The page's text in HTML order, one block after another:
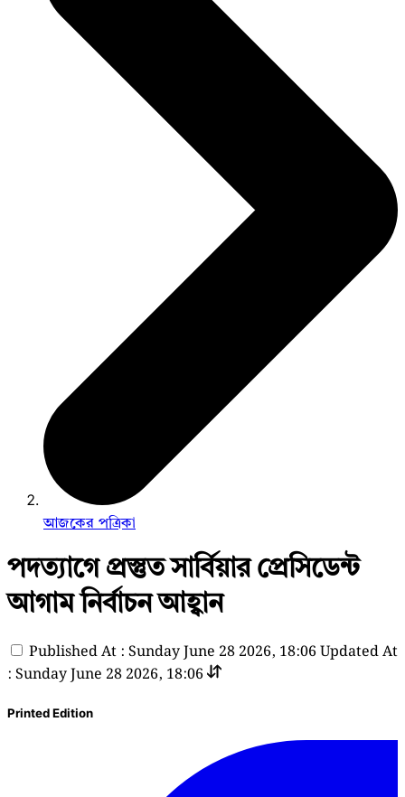
আজকের পত্রিকা
পদত্যাগে প্রস্তুত সার্বিয়ার প্রেসিডেন্ট
আগাম নির্বাচন আহ্বান
Published At : Sunday June 28 2026, 18:06 Updated At
: Sunday June 28 2026, 18:06
Printed Edition